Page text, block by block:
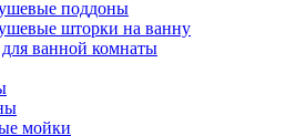
поддоны
шторки на ванну
ванной комнаты
мойки